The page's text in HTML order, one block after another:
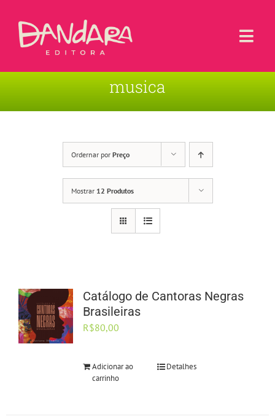
Sobre a Editora
musica
Ordernar por Preço
Mostrar 12 Produtos
Catálogo de Cantoras Negras
Brasileiras
R$80,00
Adicionar ao
carrinho
Detalhes